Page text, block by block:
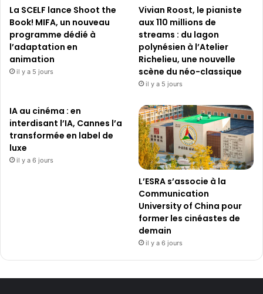
La SCELF lance Shoot the
Book! MIFA, un nouveau
programme dédié à
l’adaptation en
animation
il y a 5 jours
Vivian Roost, le pianiste
aux 110 millions de
streams : du lagon
polynésien à l’Atelier
Richelieu, une nouvelle
scène du néo-classique
il y a 5 jours
IA au cinéma : en
interdisant l’IA, Cannes l’a
transformée en label de
luxe
il y a 6 jours
L’ESRA s’associe à la
Communication
University of China pour
former les cinéastes de
demain
il y a 6 jours